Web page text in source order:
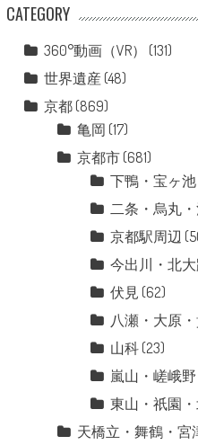
CATEGORY
360°動画（VR）
(131)
世界遺産 (48)
京都(869)
亀岡 (17)
京都市(681)
下鴨・宝ヶ
二条・烏丸
京都駅周辺
今出川・北
伏見 (62)
八瀬・大原
山科(23)
嵐山・嵯峨
東山・祇園・
天橋立・舞鶴・宮